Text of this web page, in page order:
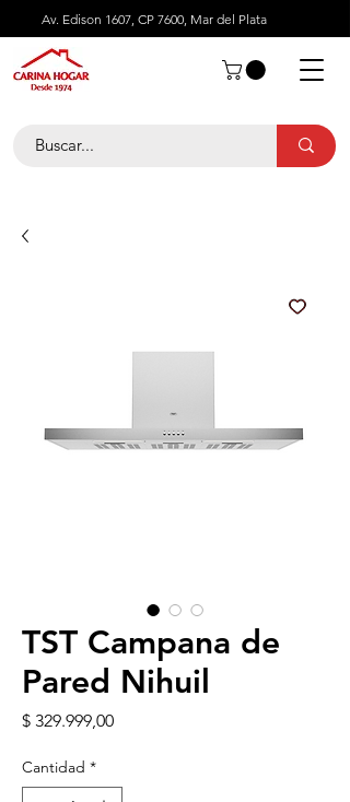
Av. Edison 1607, CP 7600, Mar del Plata
TST Campana de
Pared Nihuil
$ 329.999,00Precio
Cantidad *